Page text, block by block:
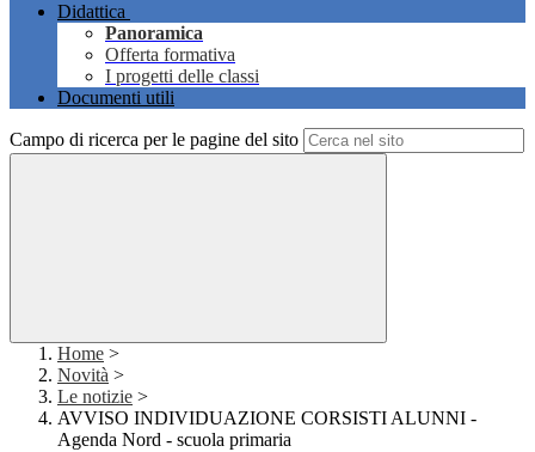
Didattica
Panoramica
Offerta formativa
I progetti delle classi
Documenti utili
Campo di ricerca per le pagine del sito
Home >
Novità >
Le notizie >
AVVISO INDIVIDUAZIONE CORSISTI ALUNNI -
Agenda Nord - scuola primaria